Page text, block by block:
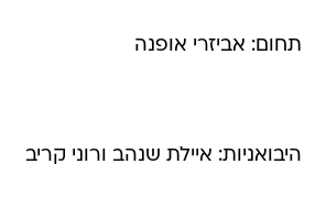
תחום: אביזרי אופנה
היבואניות: איילת שנהב ורוני קריב